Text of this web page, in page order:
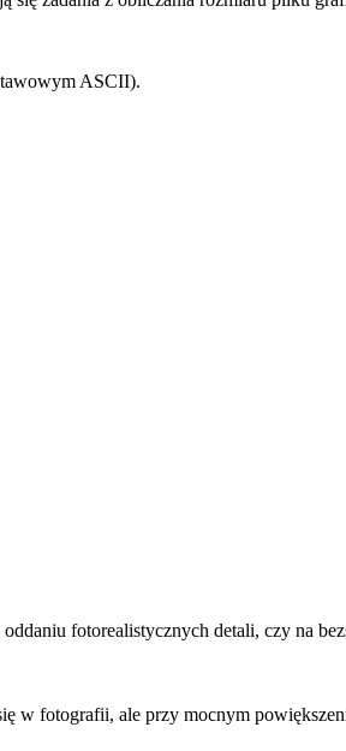
ASCII).
fotorealistycznych detali, czy na
w fotografii, ale przy mocnym